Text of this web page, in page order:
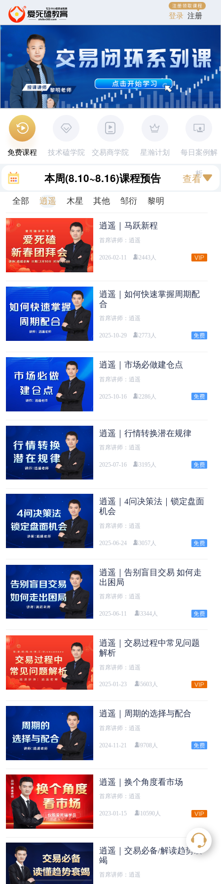
登录 注册
免费课程 技术磕学院 交易商学院 星瀚计划 每日案例解
析
本周(8.10~8.16)课程预告 查看
全部 逍遥 木星 其他 邹衍 黎明
逍遥｜马跃新程
首席讲师：逍遥
2026-02-11 2443人
逍遥｜如何快速掌握周期配
合
首席讲师：逍遥
2025-10-29 2773人
逍遥｜市场必做建仓点
首席讲师：逍遥
2025-10-16 2286人
逍遥｜行情转换潜在规律
首席讲师：逍遥
2025-07-16 3195人
逍遥｜4问决策法｜锁定盘面
机会
首席讲师：逍遥
2025-06-24 3057人
逍遥｜告别盲目交易 如何走
出困局
首席讲师：逍遥
2025-06-11 3344人
逍遥｜交易过程中常见问题
解析
首席讲师：逍遥
2025-01-23 5603人
逍遥｜周期的选择与配合
首席讲师：逍遥
2024-11-21 9708人
逍遥｜换个角度看市场
首席讲师：逍遥
2023-01-15 10590人
逍遥｜交易必备/解读趋势衰
竭
首席讲师：逍遥